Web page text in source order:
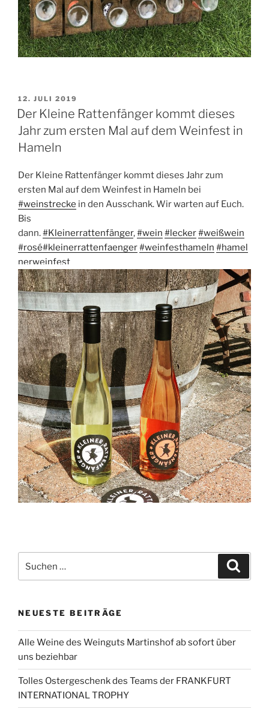
VERÖFFENTLICHT
AM
12. JULI 2019
Der Kleine Rattenfänger kommt dieses
Jahr zum ersten Mal auf dem Weinfest in
Hameln
Der Kleine Rattenfänger kommt dieses Jahr zum
ersten Mal auf dem Weinfest in Hameln bei
#weinstrecke in den Ausschank. Wir warten auf Euch.
Bis
dann.#Kleinerrattenfänger,#wein #lecker#weißwein
#rosé#kleinerrattenfaenger#weinfesthameln #hamel
nerweinfest
nach:
NEUESTE BEITRÄGE
Alle Weine des Weinguts Martinshof ab sofort über
uns beziehbar
Tolles Ostergeschenk des Teams der FRANKFURT
INTERNATIONAL TROPHY